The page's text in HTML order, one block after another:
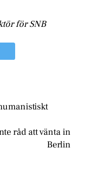
för SNB
råd att vänta in
Berlin